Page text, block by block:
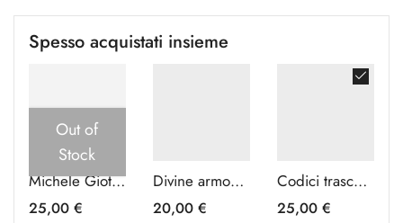
Spesso acquistati insieme
Michele Giotto • Live Jazz
25,00 €
Out of
Stock
Divine armonie • Il Rinascimento in Tobia Ravà
20,00 €
Codici trascendentali • Tobia Ravà
25,00 €